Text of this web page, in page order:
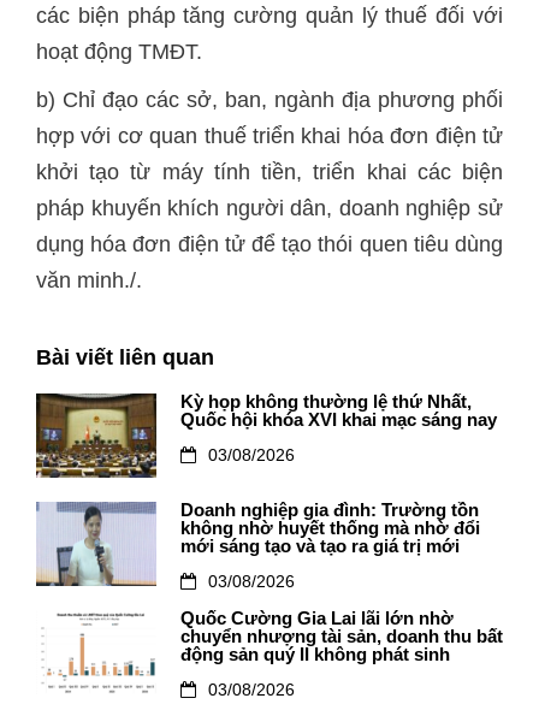
các biện pháp tăng cường quản lý thuế đối với
hoạt động TMĐT.
b) Chỉ đạo các sở, ban, ngành địa phương phối
hợp với cơ quan thuế triển khai hóa đơn điện tử
khởi tạo từ máy tính tiền, triển khai các biện
pháp khuyến khích người dân, doanh nghiệp sử
dụng hóa đơn điện tử để tạo thói quen tiêu dùng
văn minh./.
Bài viết liên quan
Kỳ họp không thường lệ thứ Nhất,
Quốc hội khóa XVI khai mạc sáng nay
03/08/2026
Doanh nghiệp gia đình: Trường tồn
không nhờ huyết thống mà nhờ đổi
mới sáng tạo và tạo ra giá trị mới
03/08/2026
Quốc Cường Gia Lai lãi lớn nhờ
chuyển nhượng tài sản, doanh thu bất
động sản quý II không phát sinh
03/08/2026